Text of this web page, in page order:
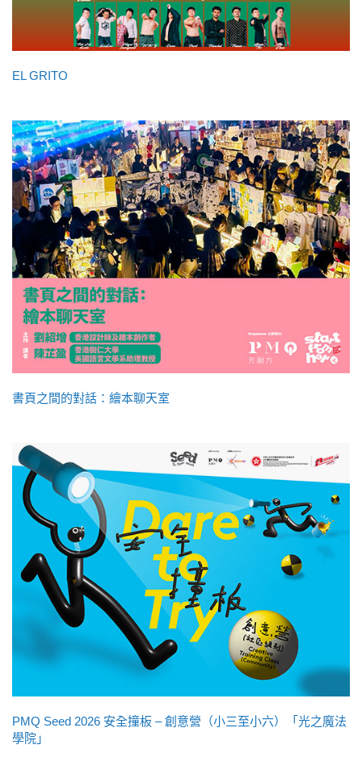
EL GRITO
書頁之間的對話：繪本聊天室
PMQ Seed 2026 安全撞板 – 創意營（小三至小六）「光之魔法
學院」